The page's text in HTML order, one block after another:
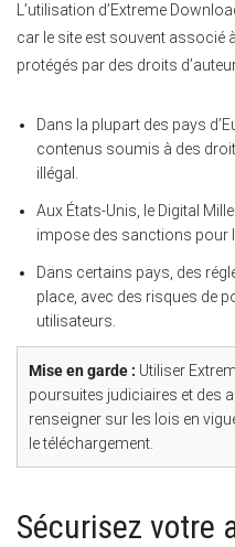
L’utilisation d’Extreme
car le site est souvent associé
protégés par des droits
Dans la plupart des pays
contenus soumis à des
illégal.
Aux États-Unis, le Digital
impose des sanctions pour
Dans certains pays, des
place, avec des risques de
utilisateurs.
Mise en garde : Utiliser
poursuites judiciaires et des
renseigner sur les lois en
le téléchargement.
Sécurisez votre